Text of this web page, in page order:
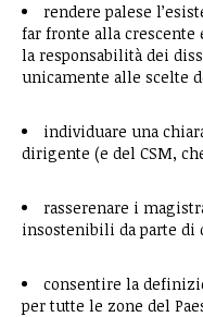
rendere palese
far fronte alla
la responsabilità dei
unicamente alle scelte
individuare una
dirigente (e del CSM,
rasserenare i
insostenibili da parte di
consentire la
per tutte le zone del